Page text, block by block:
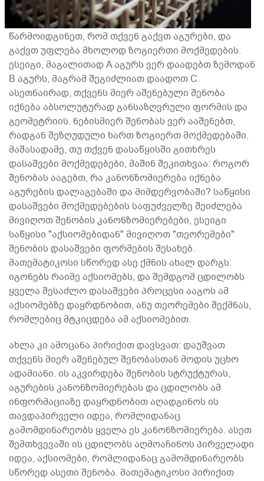
წარმოიდგინეთ, რომ თქვენ გაქვთ აგურები, და
გაქვთ უფლება მხოლოდ ზოგიერთი მოქმედების.
ესეიგი, მაგალითად A აგურს ვერ დაადებთ ზემოდან
B აგურს, მაგრამ შეგიძლიათ დაადოთ C.
ასეთნაირად, თქვენს მიერ აშენებული შენობა
იქნება აბსოლუტურად განსაზღვრული ფორმის და
გეომეტრიის. ნებისმიერ შენობას ვერ ააშენებთ,
რადგან შეზღუდული ხართ ზოგიერთ მოქმედებაში.
მაშასადამე, თუ თქვენ დასაწყისში გითხრეს
დასაშვები მოქმედებები, მაშინ შეკითხვაა: როგორ
შენობას ააგებთ, რა კანონზომიერება იქნება
აგურების დალაგებაში და მიმდერვობაში? საწყისი
დასაშვები მოქმედებების საფუძველზე შეიძლება
მივიღოთ შენობის კანონზომიერებები, ესეიგი
საწყისი "აქსიომებიდან" მივიღოთ "თეორემები"
შენობის დასაშვები ფორმების შესახებ.
მათემატიკოსი სწორედ ასე ქმნის ახალ დარგს:
იგონებს რაიმე აქსიომებს, და შემდგომ ცდილობს
ყველა შესაძლო დასაშვები პროცესი ააგოს ამ
აქსიომებზე დაყრდნობით, ანუ თეორემები შექმნას,
რომლებიც მტკიცდება ამ აქსიომებით.
ახლა კი ამოცანა პირიქით დავსვათ: დაუშვათ
თქვენს მიერ აშენებულ შენობასთან მოდის უცხო
ადამიანი. ის აკვირდება შენობის სტრუქტურას,
აგურების კანონზომიერებას და ცდილობს ამ
ინფორმაციაზე დაყრდნობით აღადგინოს ის
თავდაპირველი იდეა, რომლიდანაც
გამომდინარეობს ყველა ეს კანონზომიერება. ასეთ
შემთხვევაში ის ცდილობს აღმოაჩინოს პირველადი
იდეა, აქსიომები, რომლიდანაც გამომდინარეობს
სწორედ ასეთი შენობა. მათემატიკოსი პირიქით